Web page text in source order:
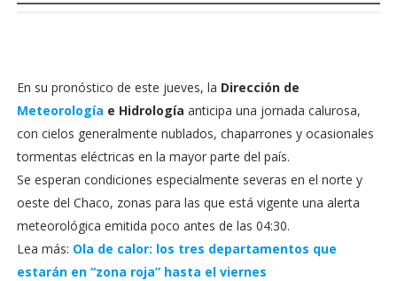
En su pronóstico de este jueves, la Dirección de
Meteorología e Hidrología anticipa una jornada calurosa,
con cielos generalmente nublados, chaparrones y ocasionales
tormentas eléctricas en la mayor parte del país.
Se esperan condiciones especialmente severas en el norte y
oeste del Chaco, zonas para las que está vigente una alerta
meteorológica emitida poco antes de las 04:30.
Lea más: Ola de calor: los tres departamentos que
estarán en “zona roja” hasta el viernes